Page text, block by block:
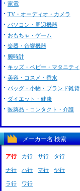
家電
TV・オーディオ・カメラ
パソコン・周辺機器
おもちゃ・ゲーム
楽器・音響機器
腕時計
キッズ・ベビー・マタニティ
美容・コスメ・香水
バッグ・小物・ブランド雑貨
ダイエット・健康
医薬品・コンタクト・介護
メーカー名 検索
ア行 カ行 サ行 タ行
ナ行 ハ行 マ行 ヤ行
ラ行 ワ行